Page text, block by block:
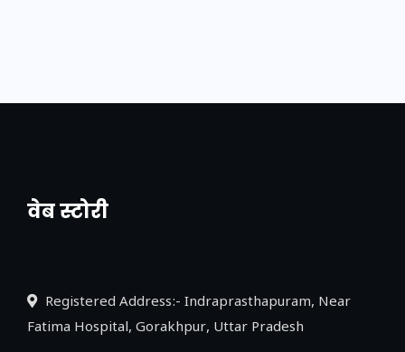
वेब स्टोरी
नया एक्सप्रेसवे: पूर्वांचल का लक, डेवलपमेंट का
Registered Address:- Indraprasthapuram, Near
Fatima Hospital, Gorakhpur, Uttar Pradesh